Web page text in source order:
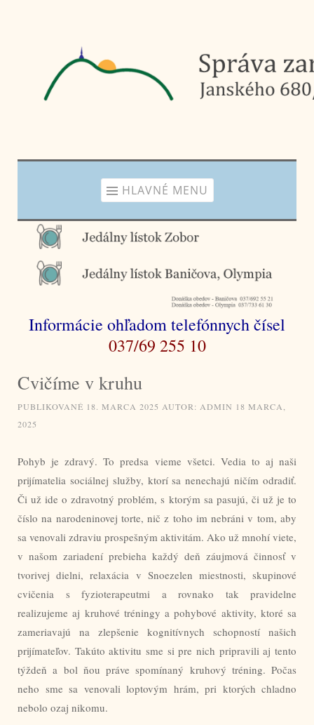
HLAVNÉ MENU
Informácie ohľadom telefónnych čísel
037/69 255 10
Cvičíme v kruhu
PUBLIKOVANÉ 18. MARCA 2025 AUTOR: ADMIN 18 MARCA,
2025
Pohyb je zdravý. To predsa vieme všetci. Vedia to aj naši
prijímatelia sociálnej služby, ktorí sa nenechajú ničím odradiť.
Či už ide o zdravotný problém, s ktorým sa pasujú, či už je to
číslo na narodeninovej torte, nič z toho im nebráni v tom, aby
sa venovali zdraviu prospešným aktivitám. Ako už mnohí viete,
v našom zariadení prebieha každý deň záujmová činnosť v
tvorivej dielni, relaxácia v Snoezelen miestnosti, skupinové
cvičenia s fyzioterapeutmi a rovnako tak pravidelne
realizujeme aj kruhové tréningy a pohybové aktivity, ktoré sa
zameriavajú na zlepšenie kognitívnych schopností našich
prijímateľov. Takúto aktivitu sme si pre nich pripravili aj tento
týždeň a bol ňou práve spomínaný kruhový tréning. Počas
neho sme sa venovali loptovým hrám, pri ktorých chladno
nebolo ozaj nikomu.